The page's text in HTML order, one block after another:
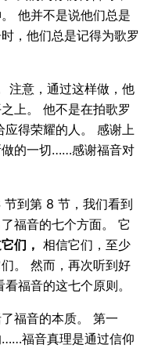
他并不是说他们总是
，他们总是记得为歌罗
注意，通过这样做，他
上。 他不是在拍歌罗
得荣耀的人。 感谢上
的一切……感谢福音对
到第 8 节，我们看到
福音的七个方面。 它
们， 相信它们，至少
。 然而，再次听到好
福音的这七个原则。
福音的本质。 第一
福音真理是通过信仰